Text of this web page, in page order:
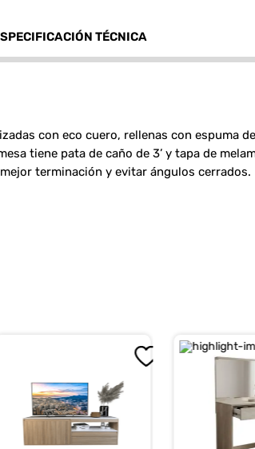
TÉCNICA
con eco cuero, rellenas con espuma
tiene pata de caño de 3’ y tapa de
terminación y evitar ángulos cerrados.